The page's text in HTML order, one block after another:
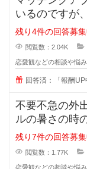
いるのですが
ません
残り4件の回答募集
閲覧数：2.04K
恋愛観などの相談や悩
回答済：「報酬
不要不急の外
ルの暑さの時
の夏はとって
残り7件の回答募集
閲覧数：1.77K
恋愛観などの相談や悩